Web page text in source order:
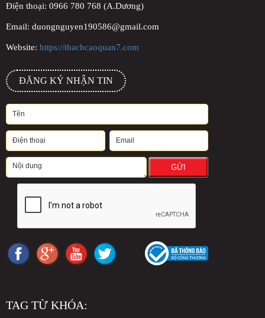
Điện thoại: 0966 780 768 (A.Dương)
Email: duongnguyen190586@gmail.com
Website: https://thachcaoquan7.com
ĐĂNG KÝ NHẬN TIN
GỬI
TAG TỪ KHÓA: